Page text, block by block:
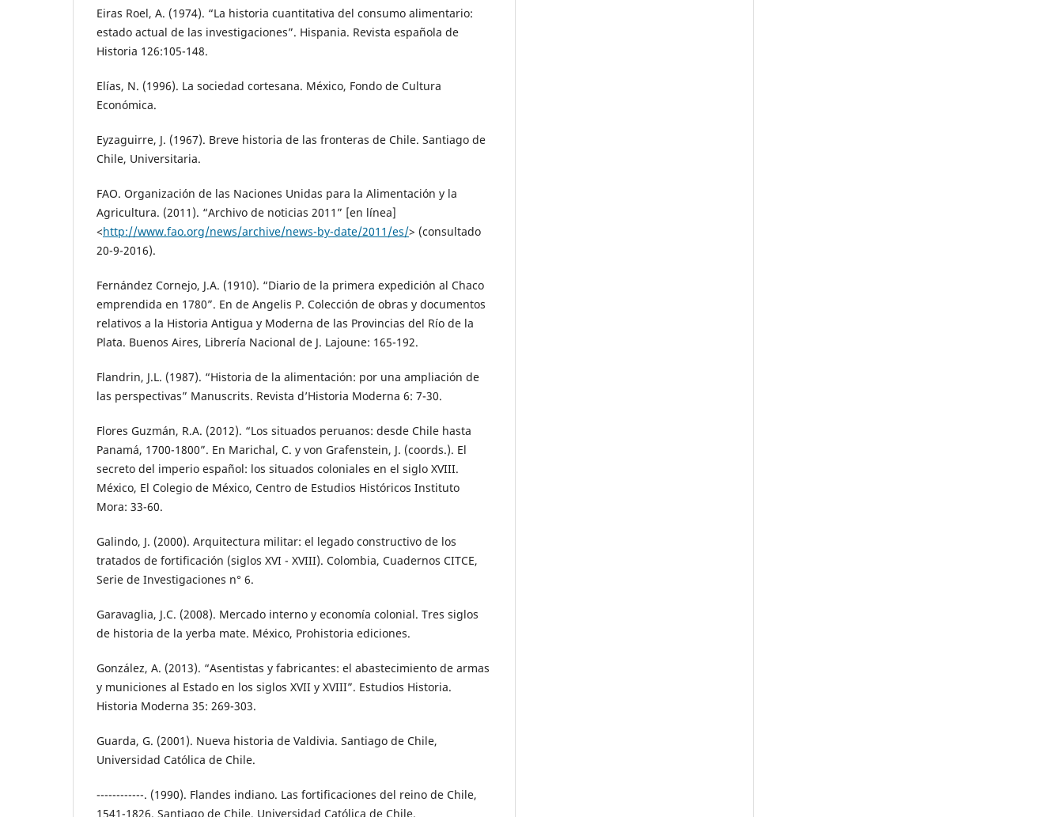
Eiras Roel, A. (1974). “La historia cuantitativa del consumo alimentario:
estado actual de las investigaciones”. Hispania. Revista española de
Historia 126:105-148.
Elías, N. (1996). La sociedad cortesana. México, Fondo de Cultura
Económica.
Eyzaguirre, J. (1967). Breve historia de las fronteras de Chile. Santiago de
Chile, Universitaria.
FAO. Organización de las Naciones Unidas para la Alimentación y la
Agricultura. (2011). “Archivo de noticias 2011” [en línea]
<http://www.fao.org/news/archive/news-by-date/2011/es/> (consultado
20-9-2016).
Fernández Cornejo, J.A. (1910). “Diario de la primera expedición al Chaco
emprendida en 1780”. En de Angelis P. Colección de obras y documentos
relativos a la Historia Antigua y Moderna de las Provincias del Río de la
Plata. Buenos Aires, Librería Nacional de J. Lajoune: 165-192.
Flandrin, J.L. (1987). “Historia de la alimentación: por una ampliación de
las perspectivas” Manuscrits. Revista d’Historia Moderna 6: 7-30.
Flores Guzmán, R.A. (2012). “Los situados peruanos: desde Chile hasta
Panamá, 1700-1800”. En Marichal, C. y von Grafenstein, J. (coords.). El
secreto del imperio español: los situados coloniales en el siglo XVIII.
México, El Colegio de México, Centro de Estudios Históricos Instituto
Mora: 33-60.
Galindo, J. (2000). Arquitectura militar: el legado constructivo de los
tratados de fortificación (siglos XVI - XVIII). Colombia, Cuadernos CITCE,
Serie de Investigaciones n° 6.
Garavaglia, J.C. (2008). Mercado interno y economía colonial. Tres siglos
de historia de la yerba mate. México, Prohistoria ediciones.
González, A. (2013). “Asentistas y fabricantes: el abastecimiento de armas
y municiones al Estado en los siglos XVII y XVIII”. Estudios Historia.
Historia Moderna 35: 269-303.
Guarda, G. (2001). Nueva historia de Valdivia. Santiago de Chile,
Universidad Católica de Chile.
------------. (1990). Flandes indiano. Las fortificaciones del reino de Chile,
1541-1826. Santiago de Chile, Universidad Católica de Chile.